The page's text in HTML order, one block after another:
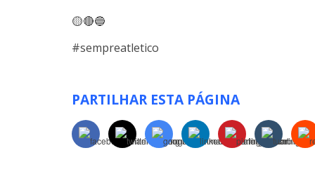
🟡🔴🔵
#sempreatletico
PARTILHAR ESTA PÁGINA